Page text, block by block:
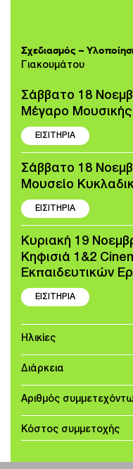
Σχεδιασμός –
Γιακουμάτου
Σάββατο 18
Μέγαρο
ΕΙΣΙΤΗΡΙΑ
Σάββατο 18
Μουσείο
ΕΙΣΙΤΗΡΙΑ
Κυριακή 19
Κηφισιά 1&2
Εκπαιδευτικών
ΕΙΣΙΤΗΡΙΑ
Ηλικίες
Διάρκεια
Αριθμός
Κόστος συμμετοχής